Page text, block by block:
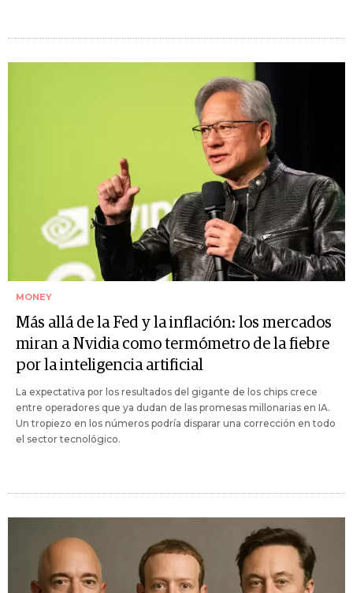
MONEY
Más allá de la Fed y la inflación: los mercados
miran a Nvidia como termómetro de la fiebre
por la inteligencia artificial
La expectativa por los resultados del gigante de los chips crece
entre operadores que ya dudan de las promesas millonarias en IA.
Un tropiezo en los números podría disparar una corrección en todo
el sector tecnológico.